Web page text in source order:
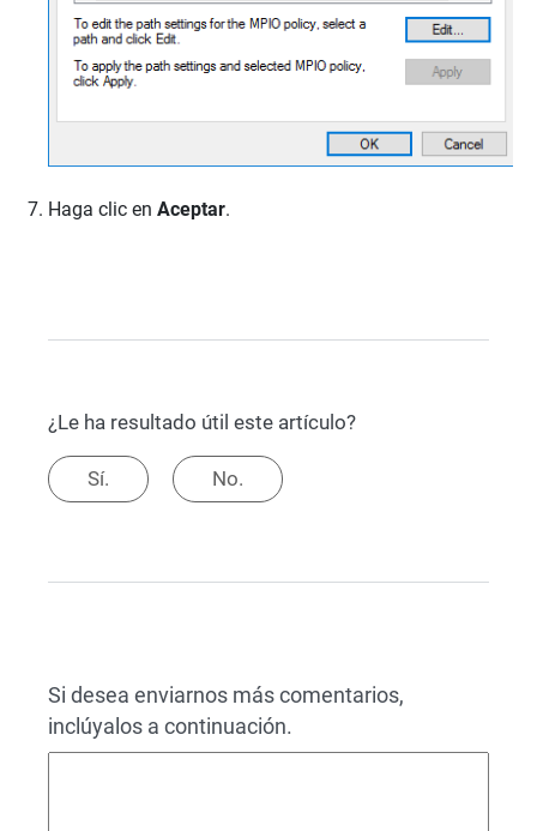
Haga clic en Aceptar.
¿Le ha resultado útil este artículo?
Sí. No.
Si desea enviarnos más comentarios,
inclúyalos a continuación.